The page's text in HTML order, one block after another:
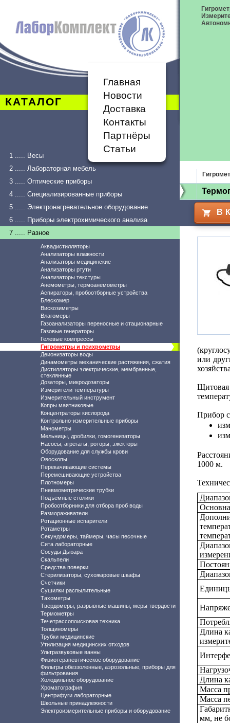
КАТАЛОГ
Главная
Новости
Доставка
Контакты
Партнёры
Статьи
1 ..... Весы
2 ..... Лабораторная мебель
3 ..... Оптические приборы
4 ..... Специализированные приборы
5 ..... Электронагревательное оборудование
6 ..... Приборы электрохимического анализа
7 ..... Разное
Аквадистилляторы
Анализаторы влажности
Анализаторы медицинские
Анализаторы ртути
Анализаторы текстуры
Анемометры, термоанемометры
Аспираторы, пробоотборные устройства
Блескомер
Вискозиметры
Влагомеры
Газоанализаторы переносные и стационарные
Газовые генераторы
Гелевые компрессы
Гигрометры и психрометры
Деионизаторы воды
Динамометры механические растяжения, сжатия
Дистилляторы электрические, мембранные,
стеклянные
Дозаторы, микродозаторы
Измерители температуры
Измерительный инструмент
Копры маятниковые
Концентраторы кислорода
Контрольно-измерительные приборы
Манометры
Мельницы, дробилки, гомогенизаторы
Насосы, агрегаты, роторы, эжекторы
Оборудование для службы крови
Овоскопы
Перекачивающие системы
Перемешивающие устройства
Плотномеры
Пневмометрические трубки
Подъемные столики
Пробоотборники для отбора проб воды
Размораживатели
Ротационные испарители
Ротаметры
Секундомеры, таймеры, часы песочные
Сита лабораторные
Сосуды Дьюара
Скальпели
Средства поверки
Стерилизаторы, сухожаровые шкафы
Счетчики
Сушилки распылительные
Тахометры
Твердомеры, разрывные машины, меры твердости
Термометры
Течетрассопоисковая техника
Толщиномеры
Трубки медицинские
Утилизация медицинских отходов
Ультразвуковые ванны
Физиотерапевтическое оборудование
Фильтры обеззоленные, аэрозольные, приборы для
фильтрования
Холодильное оборудование
Хроматография
Центрифуги лабораторные
Школьные принадлежности
Электроизмерительные приборы и оборудование
В
или
Прибор
1000 м.
Длина
Длина
Масса
Масса
мм, не